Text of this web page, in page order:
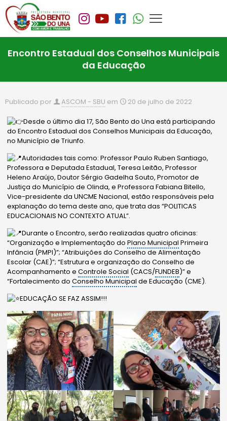
Encontro Estadual dos Conselhos Municipais
da Educação
Publicado por ASCOM - SBU em 20 de julho de 2022
Desde o último dia 17, São Bento do Una está participando
do Encontro Estadual dos Conselhos Municipais da Educação,
no Município de Triunfo.
Autoridades tais como: Professor Paulo Ruben Santiago,
Professora e Deputada Estadual, Teresa Leitão, Professor
Heleno Araújo, Doutor Sérgio Gadelha Souto, Promotor de
Justiça do Município de Olinda, e Professora Fabiana Bitello,
Vice-presidente da UNCME Nacional, estão responsáveis pela
explanação do tema deste ano, que trata das “POLITICAS
EDUCACIONAIS NO CONTEXTO ATUAL”.
Durante o Encontro, serão realizadas quatro oficinas:
“Organização e Implementação doPlano Municipal Primeira
Infância (PMPI)”; “Atribuições do Conselho de Alimentação
Escolar (CAE)”; “Estrutura e organização do Conselho de
Acompanhamento eControle Social (CACS/FUNDEB)” e
“Fortalecimento doConselho Municipal de Educação (CME).
EDUCAÇÃO SE FAZ ASSIM!!!